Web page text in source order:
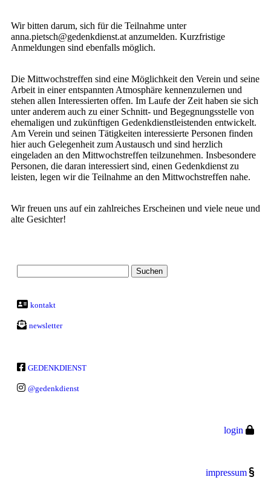
Wir bitten darum, sich für die Teilnahme unter
anna.pietsch@gedenkdienst.at anzumelden. Kurzfristige
Anmeldungen sind ebenfalls möglich.
Die Mittwochstreffen sind eine Möglichkeit den Verein und seine
Arbeit in einer entspannten Atmosphäre kennenzulernen und
stehen allen Interessierten offen. Im Laufe der Zeit haben sie sich
unter anderem auch zu einer Schnitt- und Begegnungsstelle von
ehemaligen und zukünftigen Gedenkdienstleistenden entwickelt.
Am Verein und seinen Tätigkeiten interessierte Personen finden
hier auch Gelegenheit zum Austausch und sind herzlich
eingeladen an den Mittwochstreffen teilzunehmen. Insbesondere
Personen, die daran interessiert sind, einen Gedenkdienst zu
leisten, legen wir die Teilnahme an den Mittwochstreffen nahe.
Wir freuen uns auf ein zahlreiches Erscheinen und viele neue und
alte Gesichter!
kontakt
newsletter
GEDENKDIENST
@gedenkdienst
login
impressum